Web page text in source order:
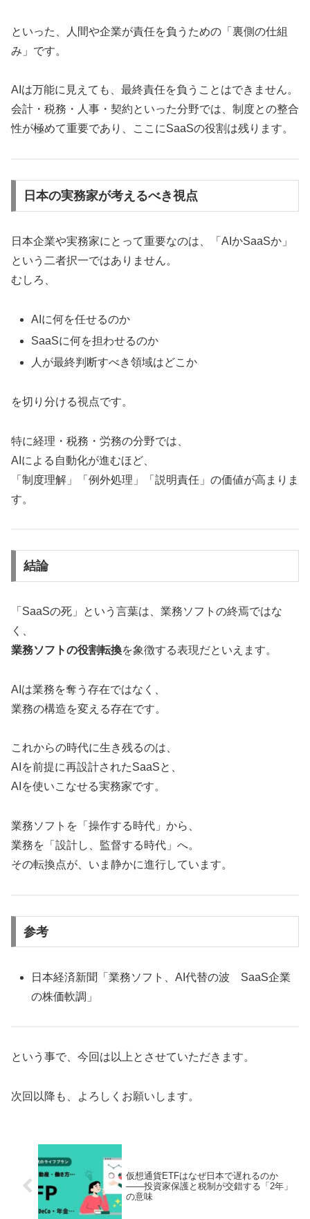
といった、人間や企業が責任を負うための「裏側の仕組
み」です。
AIは万能に見えても、最終責任を負うことはできません。
会計・税務・人事・契約といった分野では、制度との整合
性が極めて重要であり、ここにSaaSの役割は残ります。
日本の実務家が考えるべき視点
日本企業や実務家にとって重要なのは、「AIかSaaSか」
という二者択一ではありません。
むしろ、
AIに何を任せるのか
SaaSに何を担わせるのか
人が最終判断すべき領域はどこか
を切り分ける視点です。
特に経理・税務・労務の分野では、
AIによる自動化が進むほど、
「制度理解」「例外処理」「説明責任」の価値が高まりま
す。
結論
「SaaSの死」という言葉は、業務ソフトの終焉ではな
く、
業務ソフトの役割転換を象徴する表現だといえます。
AIは業務を奪う存在ではなく、
業務の構造を変える存在です。
これからの時代に生き残るのは、
AIを前提に再設計されたSaaSと、
AIを使いこなせる実務家です。
業務ソフトを「操作する時代」から、
業務を「設計し、監督する時代」へ。
その転換点が、いま静かに進行しています。
参考
日本経済新聞「業務ソフト、AI代替の波 SaaS企業
の株価軟調」
という事で、今回は以上とさせていただきます。
次回以降も、よろしくお願いします。
仮想通貨ETFはなぜ日本で遅れるのか
――投資家保護と税制が交錯する「2年」
の意味